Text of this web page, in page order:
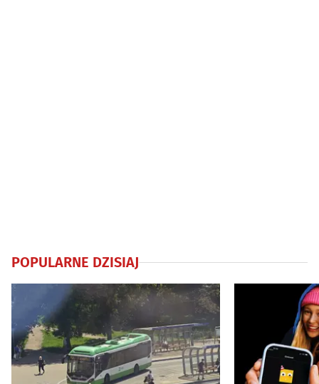
POPULARNE DZISIAJ